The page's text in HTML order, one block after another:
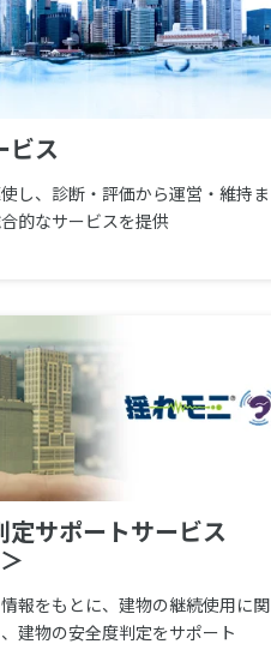
ビス
し、診断・評価から運営・維持ま
的なサービスを提供
定サポートサービス
報をもとに、建物の継続使用に関
建物の安全度判定をサポート